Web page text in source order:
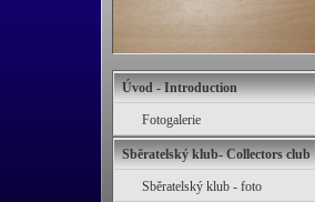
Úvod - Introduction
Fotogalerie
Sběratelský klub- Collectors club
Sběratelský klub - foto